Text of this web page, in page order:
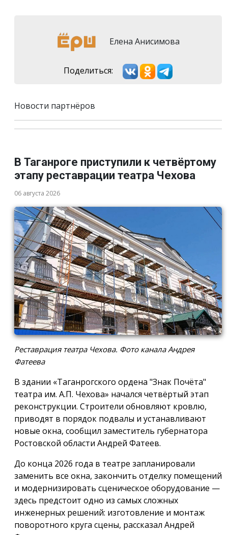
Елена Анисимова
Поделиться:
Новости партнёров
В Таганроге приступили к четвёртому
этапу реставрации театра Чехова
06 августа 2026
Реставрация театра Чехова. Фото канала Андрея
Фатеева
В здании «Таганрогского ордена "Знак Почёта"
театра им. А.П. Чехова» начался четвёртый этап
реконструкции. Строители обновляют кровлю,
приводят в порядок подвалы и устанавливают
новые окна, сообщил заместитель губернатора
Ростовской области Андрей Фатеев.
До конца 2026 года в театре запланировали
заменить все окна, закончить отделку помещений
и модернизировать сценическое оборудование —
здесь предстоит одно из самых сложных
инженерных решений: изготовление и монтаж
поворотного круга сцены, рассказал Андрей